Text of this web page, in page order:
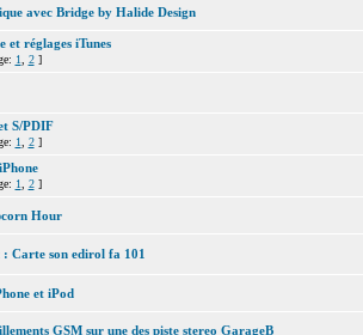
avec Bridge by Halide Design
et réglages iTunes
1 2]
S/PDIF
1 2]
1 2]
Hour
: Carte son edirol fa 101
et iPod
GSM sur une des piste stereo GarageB